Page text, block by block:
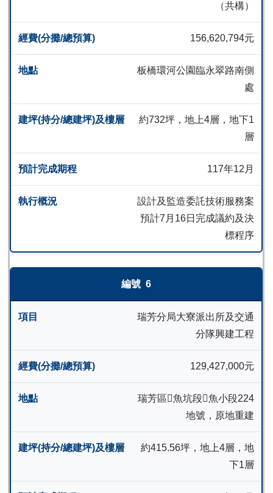
（共構）
156,620,794元
板橋環河公園臨永翠路南側
處
約732坪，地上4層，地下1
層
117年12月
設計及監造委託技術服務案
預計7月16日完成議約及決
標程序
6
瑞芳分局大寮派出所及交通
分隊興建工程
129,427,000元
瑞芳區𫙮魚坑段𫙮魚小段224
地號，原地重建
約415.56坪，地上4層，地
下1層